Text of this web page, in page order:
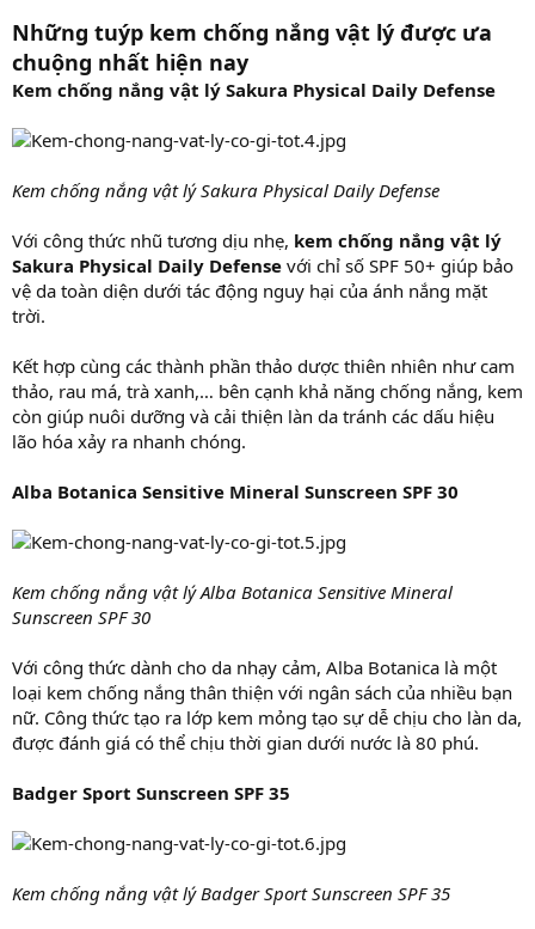
Những tuýp kem chống nắng vật lý được ưa
chuộng nhất hiện nay
Kem chống nắng vật lý Sakura Physical Daily Defense
Kem chống nắng vật lý Sakura Physical Daily Defense
Với công thức nhũ tương dịu nhẹ, kem chống nắng vật lý
Sakura Physical Daily Defense với chỉ số SPF 50+ giúp bảo
vệ da toàn diện dưới tác động nguy hại của ánh nắng mặt
trời.
Kết hợp cùng các thành phần thảo dược thiên nhiên như cam
thảo, rau má, trà xanh,… bên cạnh khả năng chống nắng, kem
còn giúp nuôi dưỡng và cải thiện làn da tránh các dấu hiệu
lão hóa xảy ra nhanh chóng.
Alba Botanica Sensitive Mineral Sunscreen SPF 30
Kem chống nắng vật lý Alba Botanica Sensitive Mineral
Sunscreen SPF 30
Với công thức dành cho da nhạy cảm, Alba Botanica là một
loại kem chống nắng thân thiện với ngân sách của nhiều bạn
nữ. Công thức tạo ra lớp kem mỏng tạo sự dễ chịu cho làn da,
được đánh giá có thể chịu thời gian dưới nước là 80 phú.
Badger Sport Sunscreen SPF 35
Kem chống nắng vật lý Badger Sport Sunscreen SPF 35